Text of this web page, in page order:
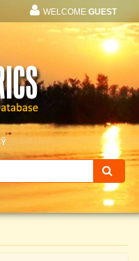
WELCOME GUEST